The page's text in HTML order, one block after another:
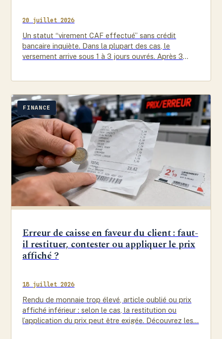
20 juillet 2026
Un statut “virement CAF effectué” sans crédit
bancaire inquiète. Dans la plupart des cas, le
versement arrive sous 1 à 3 jours ouvrés. Après 3
FINANCE
Erreur de caisse en faveur du client : faut-
il restituer, contester ou appliquer le prix
affiché ?
18 juillet 2026
Rendu de monnaie trop élevé, article oublié ou prix
affiché inférieur : selon le cas, la restitution ou
l’application du prix peut être exigée. Découvrez les…